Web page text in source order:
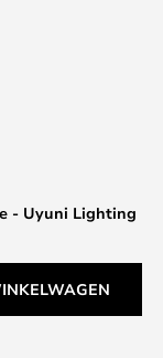
- Uyuni Lighting